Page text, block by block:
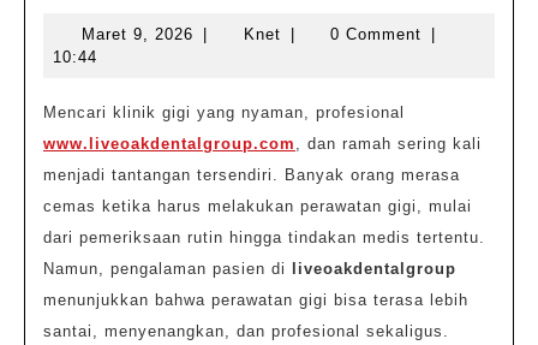
Positif
Oak
Dental
Group
Maret 9, 2026 Maret
| KnetKnet
| 0 Comment
|
10:44
Mencari klinik gigi yang nyaman, profesional
www.liveoakdentalgroup.com
, dan ramah sering kali
menjadi tantangan tersendiri. Banyak orang merasa
cemas ketika harus melakukan perawatan gigi, mulai
dari pemeriksaan rutin hingga tindakan medis tertentu.
Namun, pengalaman pasien di liveoakdentalgroup
menunjukkan bahwa perawatan gigi bisa terasa lebih
santai, menyenangkan, dan profesional sekaligus.